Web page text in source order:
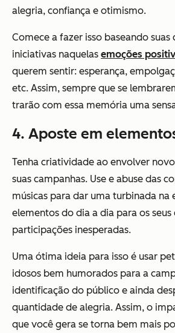
alegria, confiança e otimismo.
Comece a fazer isso baseando suas
iniciativas naquelas emoções
querem sentir: esperança,
etc. Assim, sempre que se
trarão com essa memória uma
4. Aposte em
Tenha criatividade ao envolver
suas campanhas. Use e abuse das
músicas para dar uma turbinada na
elementos do dia a dia para os
participações inesperadas.
Uma ótima ideia para isso é usar
idosos bem humorados para a
identificação do público e ainda
quantidade de alegria. Assim, o
que você gera se torna bem mais